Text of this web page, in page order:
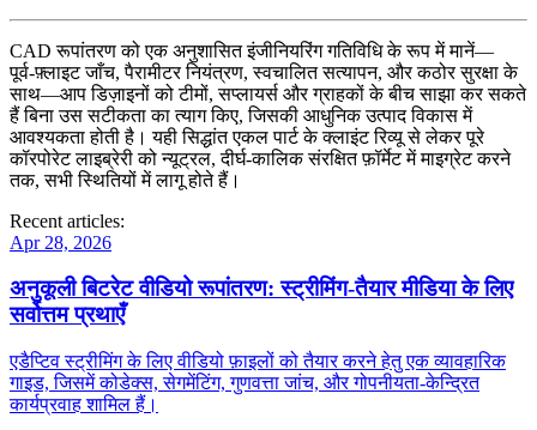
CAD रूपांतरण को एक अनुशासित इंजीनियरिंग गतिविधि के रूप में मानें—
पूर्व‑फ़्लाइट जाँच, पैरामीटर नियंत्रण, स्वचालित सत्यापन, और कठोर सुरक्षा के
साथ—आप डिज़ाइनों को टीमों, सप्लायर्स और ग्राहकों के बीच साझा कर सकते
हैं बिना उस सटीकता का त्याग किए, जिसकी आधुनिक उत्पाद विकास में
आवश्यकता होती है। यही सिद्धांत एकल पार्ट के क्लाइंट रिव्यू से लेकर पूरे
कॉरपोरेट लाइब्रेरी को न्यूट्रल, दीर्घ‑कालिक संरक्षित फ़ॉर्मेट में माइग्रेट करने
तक, सभी स्थितियों में लागू होते हैं।
Recent articles:
Apr 28, 2026
अनुकूली बिटरेट वीडियो रूपांतरण: स्ट्रीमिंग‑तैयार मीडिया के लिए
सर्वोत्तम प्रथाएँ
एडैप्टिव स्ट्रीमिंग के लिए वीडियो फ़ाइलों को तैयार करने हेतु एक व्यावहारिक
गाइड, जिसमें कोडेक्स, सेगमेंटिंग, गुणवत्ता जांच, और गोपनीयता‑केन्द्रित
कार्यप्रवाह शामिल हैं।